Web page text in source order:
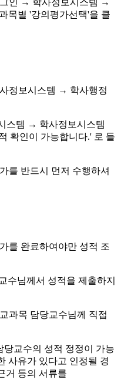
인 → 학사정보시스템 →
별 '강의평가선택'을 클
정보시스템 → 학사행정
스템 → 학사정보시스템
확인이 가능합니다.' 로 들
를 반드시 먼저 수행하셔
를 완료하여야만 성적 조
님께서 성적을 제출하지
과목 담당교수님께 직접
교수의 성적 정정이 가능
사유가 있다고 인정될 경
거 등의 서류를